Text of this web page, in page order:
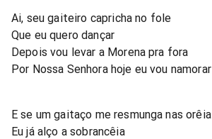
Ai, seu gaiteiro capricha no fole
Que eu quero dançar
Depois vou levar a Morena pra fora
Por Nossa Senhora hoje eu vou namorar
E se um gaitaço me resmunga nas orêia
Eu já alço a sobrancêia